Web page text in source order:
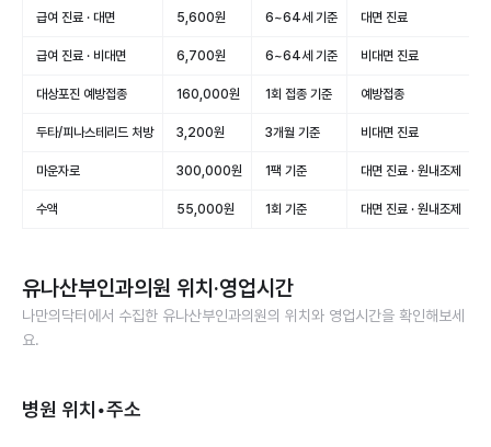
급여 진료 · 대면 5,600원 6~64세 기준 대면 진료
급여 진료 · 비대면 6,700원 6~64세 기준 비대면 진료
대상포진 예방접종 160,000원 1회 접종 기준 예방접종
두타/피나스테리드 처방 3,200원 3개월 기준 비대면 진료
마운자로 300,000원 1팩 기준 대면 진료 · 원내조제
수액 55,000원 1회 기준 대면 진료 · 원내조제
유나산부인과의원 위치·영업시간
나만의닥터에서 수집한 유나산부인과의원의 위치와 영업시간을 확인해보세
요.
병원 위치•주소